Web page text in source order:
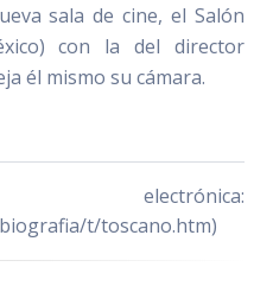
sala de cine, el Salón
con la del director
él mismo su cámara.
t/toscano.htm)